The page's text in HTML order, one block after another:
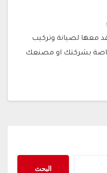
معها لصيانة وتركيب
بشركتك او مصنعك
البحث